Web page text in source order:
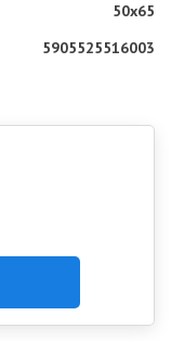
50x65
5905525516003